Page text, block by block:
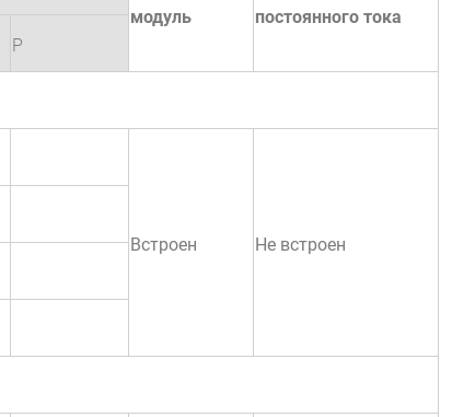
модуль
постоянного тока
P
Встроен Не встроен